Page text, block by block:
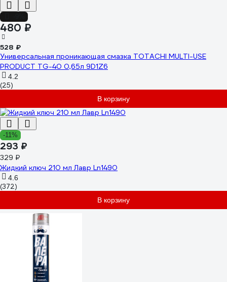
480 ₽
528 ₽
Универсальная проникающая смазка TOTACHI MULTI-USE
PRODUCT TG-40 0,65л 9D1Z6
4.2
(25)
В корзину
-11%
293 ₽
329 ₽
Жидкий ключ 210 мл Лавр Ln1490
4.6
(372)
В корзину